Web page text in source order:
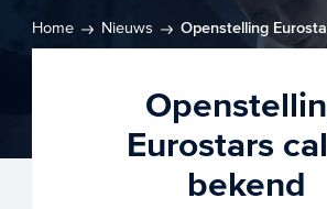
Home Nieuws Openstelling
Eurostars
bekend